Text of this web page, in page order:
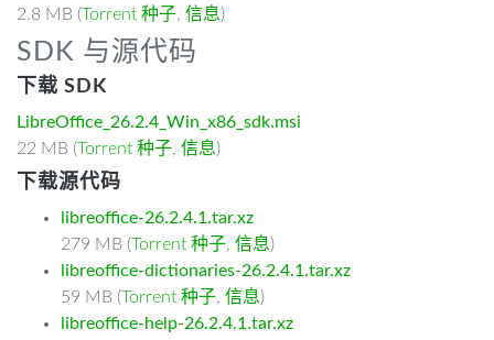
2.8 MB (Torrent 种子, 信息)
SDK 与源代码
下载 SDK
LibreOffice_26.2.4_Win_x86_sdk.msi
22 MB (Torrent 种子, 信息)
下载源代码
libreoffice-26.2.4.1.tar.xz
279 MB (Torrent 种子, 信息)
libreoffice-dictionaries-26.2.4.1.tar.xz
59 MB (Torrent 种子, 信息)
libreoffice-help-26.2.4.1.tar.xz